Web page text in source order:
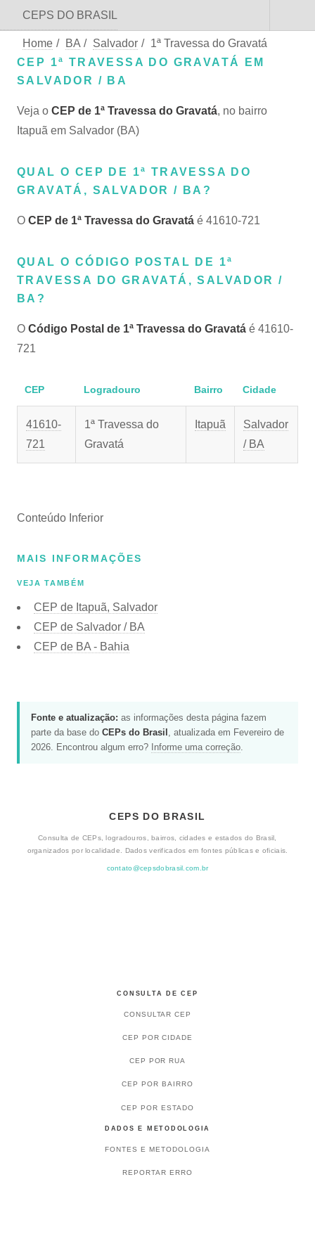
CEPS DO BRASIL
Home / BA / Salvador / 1ª Travessa do Gravatá
CEP 1ª TRAVESSA DO GRAVATÁ EM
SALVADOR / BA
Veja o CEP de 1ª Travessa do Gravatá, no bairro
Itapuã em Salvador (BA)
QUAL O CEP DE 1ª TRAVESSA DO
GRAVATÁ, SALVADOR / BA?
O CEP de 1ª Travessa do Gravatá é 41610-721
QUAL O CÓDIGO POSTAL DE 1ª
TRAVESSA DO GRAVATÁ, SALVADOR /
BA?
O Código Postal de 1ª Travessa do Gravatá é 41610-
721
CEP Logradouro Bairro Cidade
41610-
721
1ª Travessa do
Gravatá
Itapuã
Salvador
/ BA
Conteúdo Inferior
MAIS INFORMAÇÕES
VEJA TAMBÉM
CEP de Itapuã, Salvador
CEP de Salvador / BA
CEP de BA - Bahia
Fonte e atualização: as informações desta página fazem
parte da base do CEPs do Brasil , atualizada em Fevereiro de
2026. Encontrou algum erro? Informe uma correção.
CEPS DO BRASIL
Consulta de CEPs, logradouros, bairros, cidades e estados do Brasil,
organizados por localidade. Dados verificados em fontes públicas e oficiais.
contato@cepsdobrasil.com.br
CONSULTA DE CEP
CONSULTAR CEP
CEP POR CIDADE
CEP POR RUA
CEP POR BAIRRO
CEP POR ESTADO
DADOS E METODOLOGIA
FONTES E METODOLOGIA
REPORTAR ERRO